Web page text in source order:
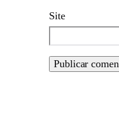
Site